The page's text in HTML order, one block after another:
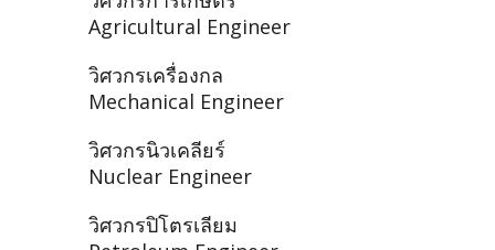
Agricultural Engineer
วิศวกรเครื่องกล
Mechanical Engineer
วิศวกรนิวเคลียร์
Nuclear Engineer
วิศวกรปิโตรเลียม